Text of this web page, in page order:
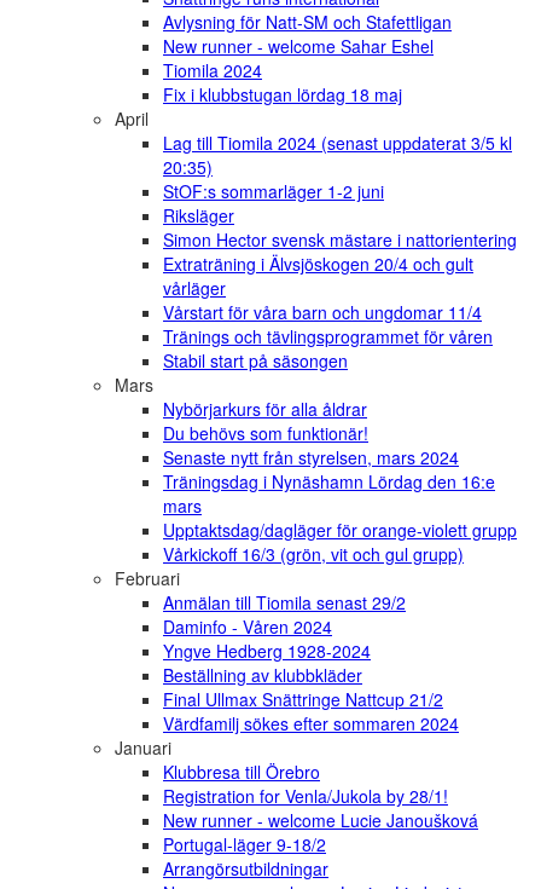
Avlysning för Natt-SM och Stafettligan
New runner - welcome Sahar Eshel
Tiomila 2024
Fix i klubbstugan lördag 18 maj
April
Lag till Tiomila 2024 (senast uppdaterat 3/5 kl
20:35)
StOF:s sommarläger 1-2 juni
Riksläger
Simon Hector svensk mästare i nattorientering
Extraträning i Älvsjöskogen 20/4 och gult
vårläger
Vårstart för våra barn och ungdomar 11/4
Tränings och tävlingsprogrammet för våren
Stabil start på säsongen
Mars
Nybörjarkurs för alla åldrar
Du behövs som funktionär!
Senaste nytt från styrelsen, mars 2024
Träningsdag i Nynäshamn Lördag den 16:e
mars
Upptaktsdag/dagläger för orange-violett grupp
Vårkickoff 16/3 (grön, vit och gul grupp)
Februari
Anmälan till Tiomila senast 29/2
Daminfo - Våren 2024
Yngve Hedberg 1928-2024
Beställning av klubbkläder
Final Ullmax Snättringe Nattcup 21/2
Värdfamilj sökes efter sommaren 2024
Januari
Klubbresa till Örebro
Registration for Venla/Jukola by 28/1!
New runner - welcome Lucie Janoušková
Portugal-läger 9-18/2
Arrangörsutbildningar